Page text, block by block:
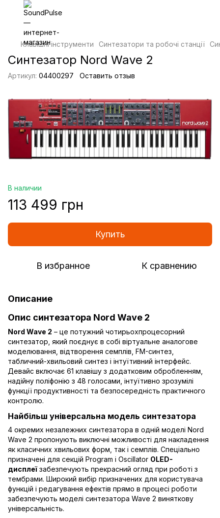
Клавішні інструменти Синтезатори та робочі станції
Синтезатор Nord Wave 2
Артикул: 04400297 Оставить отзыв
В наличии
113 499 грн
Купить
В избранное К сравнению
Описание
Опис синтезатора Nord Wave 2
Nord Wave 2 – це потужний чотирьохпроцесорний
синтезатор, який поєднує в собі віртуальне аналогове
моделювання, відтворення семплів, FM-синтез,
табличний-хвильовий синтез і інтуїтивний інтерфейс.
Девайс включає 61 клавішу з додатковим обробленням,
надійну поліфонію з 48 голосами, інтуїтивно зрозумілі
функції продуктивності та безпосередність практичного
контролю.
Найбільш універсальна модель синтезатора
4 окремих незалежних синтезатора в одній моделі Nord
Wave 2 пропонують виключні можливості для накладення
як класичних хвильових форм, так і семплів. Спеціально
призначені для секцій Program і Oscillator OLED-
дисплеї забезпечують прекрасний огляд при роботі з
тембрами. Широкий вибір призначених для користувача
функцій і редагування ефектів прямо в процесі роботи
забезпечують моделі синтезатора Wave 2 виняткову
універсальність.